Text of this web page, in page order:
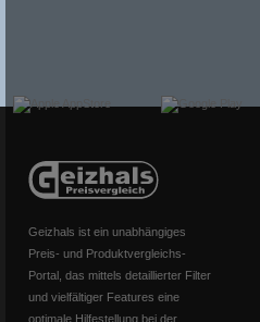
Geizhals ist ein unabhängiges
Preis- und Produktvergleichs-
Portal, das mittels detaillierter Filter
und vielfältiger Features eine
optimale Hilfestellung bei der